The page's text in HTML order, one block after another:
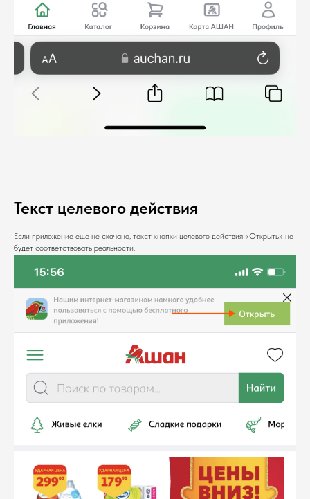
Текст целевого действия
Если приложение еще не скачано, текст кнопки целевого действия «Открыть» не
будет соответствовать реальности.